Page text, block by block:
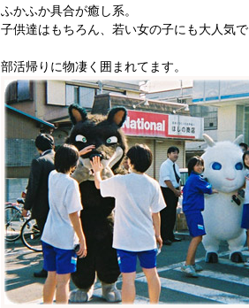
ふかふか具合が癒し系。
子供達はもちろん、若い女の子にも大人気
部活帰りに物凄く囲まれてます。